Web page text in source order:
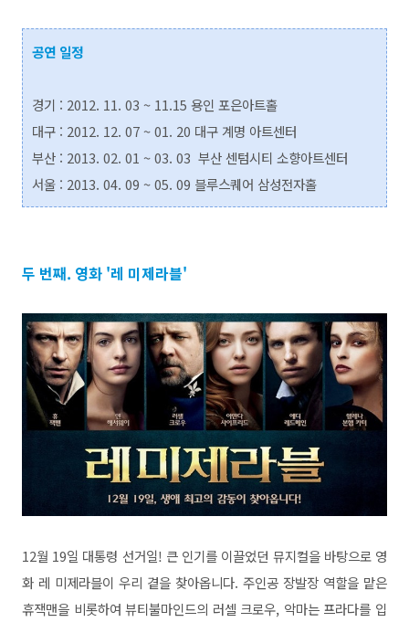
공연 일정
경기 : 2012. 11. 03 ~ 11.15 용인 포은아트홀
대구 : 2012. 12. 07 ~ 01. 20 대구 계명 아트센터
부산 : 2013. 02. 01 ~03. 03 부산 센텀시티 소향아트센터
서울 : 2013. 04. 09 ~ 05. 09 블루스퀘어 삼성전자홀
두 번째. 영화 '레 미제라블'
12월 19일 대통령 선거일! 큰 인기를 이끌었던 뮤지컬을 바탕으로 영
화 레 미제라블이 우리 곁을 찾아옵니다. 주인공 장발장 역할을 맡은
휴잭맨을 비롯하여 뷰티불마인드의 러셀 크로우, 악마는 프라다를 입